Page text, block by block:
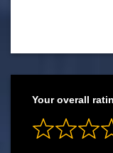
Your overall